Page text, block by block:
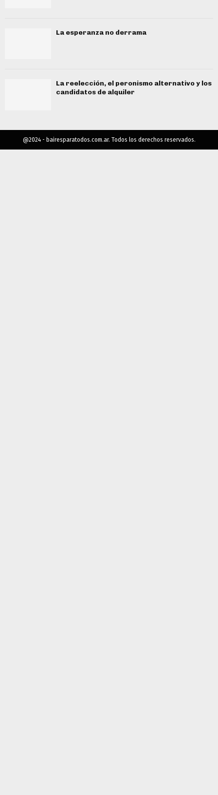
La esperanza no derrama
La reelección, el peronismo alternativo y los
candidatos de alquiler
@2024 - bairesparatodos.com.ar. Todos los derechos reservados.